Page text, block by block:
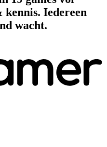
kennis. Iedereen
wacht.